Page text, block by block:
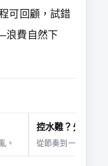
可回顧，試錯
浪費自然下
。
控水難？先穩流
從節奏到一致性，